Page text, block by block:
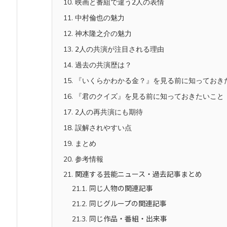
10. 映画と番組で違う2人の表情
11. 中村倫也の魅力
12. 神木隆之介の魅力
13. 2人の共演が注目される理由
14. 過去の共演歴は？
15. 『いくらかわかる金？』を見る前に知っておき
16. 『君のクイズ』を見る前に知っておきたいこと
17. 2人の再共演にも期待
18. 誤解されやすい点
19. まとめ
20. 参考情報
21. 関連する芸能ニュース・過去記事まとめ
21.1. 同じ人物の関連記事
21.2. 同じグループの関連記事
21.3. 同じ作品・番組・出来事